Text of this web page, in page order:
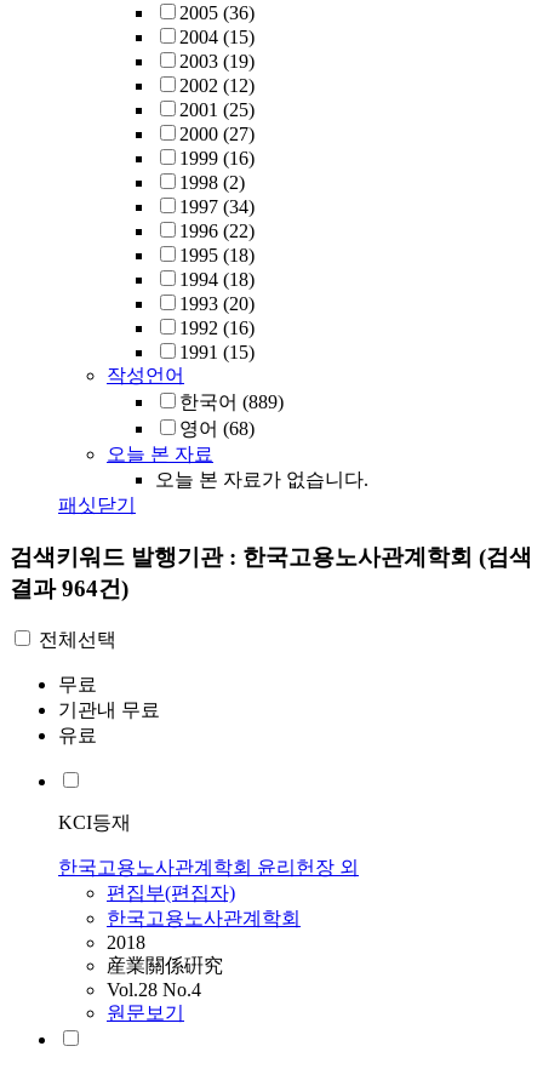
2005 (36)
2004 (15)
2003 (19)
2002 (12)
2001 (25)
2000 (27)
1999 (16)
1998 (2)
1997 (34)
1996 (22)
1995 (18)
1994 (18)
1993 (20)
1992 (16)
1991 (15)
작성언어
한국어 (889)
영어 (68)
오늘 본 자료
오늘 본 자료가 없습니다.
패싯닫기
검색키워드 발행기관 : 한국고용노사관계학회 (검색
결과 964건)
전체선택
무료
기관내 무료
유료
KCI등재
한국고용노사관계학회 윤리헌장 외
편집부(편집자)
한국고용노사관계학회
2018
産業關係硏究
Vol.28 No.4
원문보기